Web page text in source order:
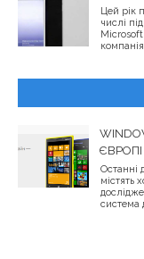
Цей рік
числі
ЄВРОПІ
Останні
містять
система